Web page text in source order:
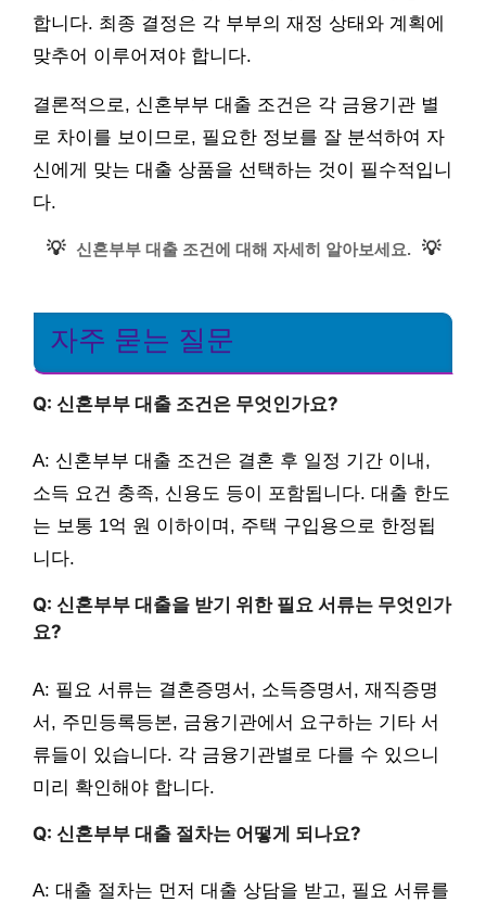
합니다. 최종 결정은 각 부부의 재정 상태와 계획에
맞추어 이루어져야 합니다.
결론적으로, 신혼부부 대출 조건은 각 금융기관 별
로 차이를 보이므로, 필요한 정보를 잘 분석하여 자
신에게 맞는 대출 상품을 선택하는 것이 필수적입니
다.
💡 신혼부부 대출 조건에 대해 자세히 알아보세요. 💡
자주 묻는 질문
Q: 신혼부부 대출 조건은 무엇인가요?
A: 신혼부부 대출 조건은 결혼 후 일정 기간 이내,
소득 요건 충족, 신용도 등이 포함됩니다. 대출 한도
는 보통 1억 원 이하이며, 주택 구입용으로 한정됩
니다.
Q: 신혼부부 대출을 받기 위한 필요 서류는 무엇인가
요?
A: 필요 서류는 결혼증명서, 소득증명서, 재직증명
서, 주민등록등본, 금융기관에서 요구하는 기타 서
류들이 있습니다. 각 금융기관별로 다를 수 있으니
미리 확인해야 합니다.
Q: 신혼부부 대출 절차는 어떻게 되나요?
A: 대출 절차는 먼저 대출 상담을 받고, 필요 서류를